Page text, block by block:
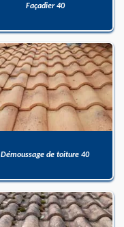
Façadier 40
Démoussage de toiture 40